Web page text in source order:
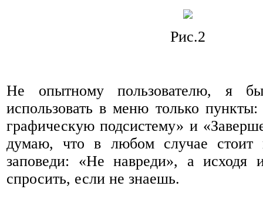
Рис.2
Не опытному пользователю, я бы
использовать в меню только пункты:
графическую подсистему» и
думаю, что в любом случае стоит
заповеди: «Не навреди», а исходя
спросить, если не знаешь.